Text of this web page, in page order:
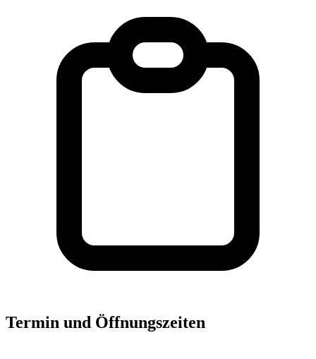
Termin und Öffnungszeiten